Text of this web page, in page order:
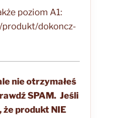
poziom A1:
dokoncz-
nie otrzymałeś
SPAM. Jeśli
produkt NIE